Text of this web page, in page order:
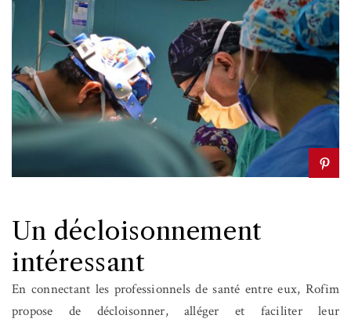
Un décloisonnement
intéressant
En connectant les professionnels de santé entre eux, Rofim
propose de décloisonner, alléger et faciliter leur